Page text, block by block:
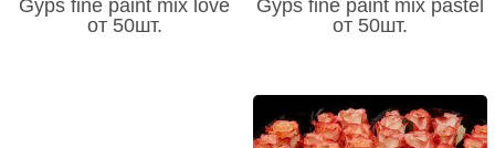
Gyps fine paint mix love
от 50шт.
Gyps fine paint mix pastel
от 50шт.